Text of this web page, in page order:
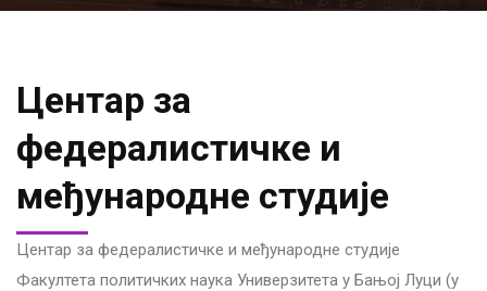
Центар за
федералистичке и
међународне студије
Центар за федералистичке и међународне студије
Факултета политичких наука Универзитета у Бањој Луци (у